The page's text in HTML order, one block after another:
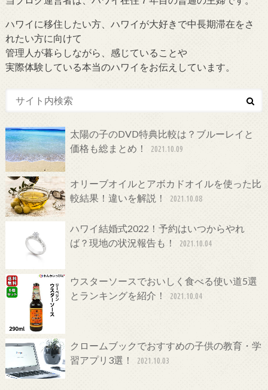
ハワイに移住したい方、ハワイが大好きで中長期滞在をさ
れたい方に向けて
管理人が暮らしながら、感じていることや
実際体験している本当のハワイをお伝えしています。
太陽の子のDVD特典比較は？ブルーレイと
価格も総まとめ！
2021.10.09
オリーブオイルとアボカドオイルを使った比
較結果！違いを解説！
2021.10.08
ハワイ結婚式2022！予約はいつからやれ
ば？現地の状況報告も！
2021.10.04
ウスターソースでおいしく食べる使い道5選
とランキングを紹介！
2021.10.04
クロームブックでおすすめの子供の教育・学
習アプリ3選！
2021.10.03